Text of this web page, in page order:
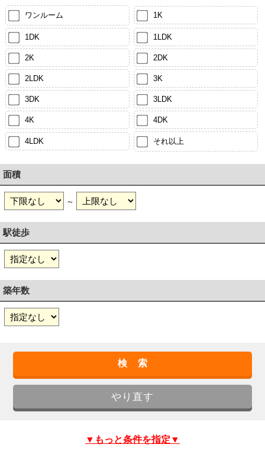
ワンルーム 1K
1DK 1LDK
2K 2DK
2LDK 3K
3DK 3LDK
4K 4DK
4LDK それ以上
面積
～
駅徒歩
築年数
▼もっと条件を指定▼